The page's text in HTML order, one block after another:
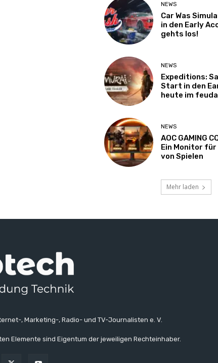
NEWS
Car Was
in den Early
gehts los!
NEWS
Expeditions:
Start in den
heute im
NEWS
AOC GAMING
Ein Monitor
von Spielen
Mehr laden
, Marketing-, Radio- und TV-Journalisten e. V.
Elemente sind Eigentum der jeweiligen Rechteinhaber.